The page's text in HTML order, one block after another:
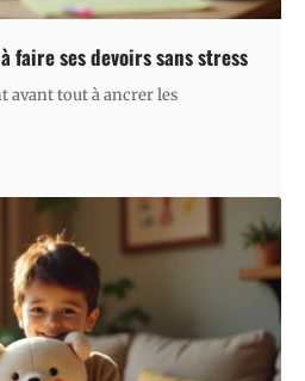
faire ses devoirs sans stress
avant tout à ancrer les